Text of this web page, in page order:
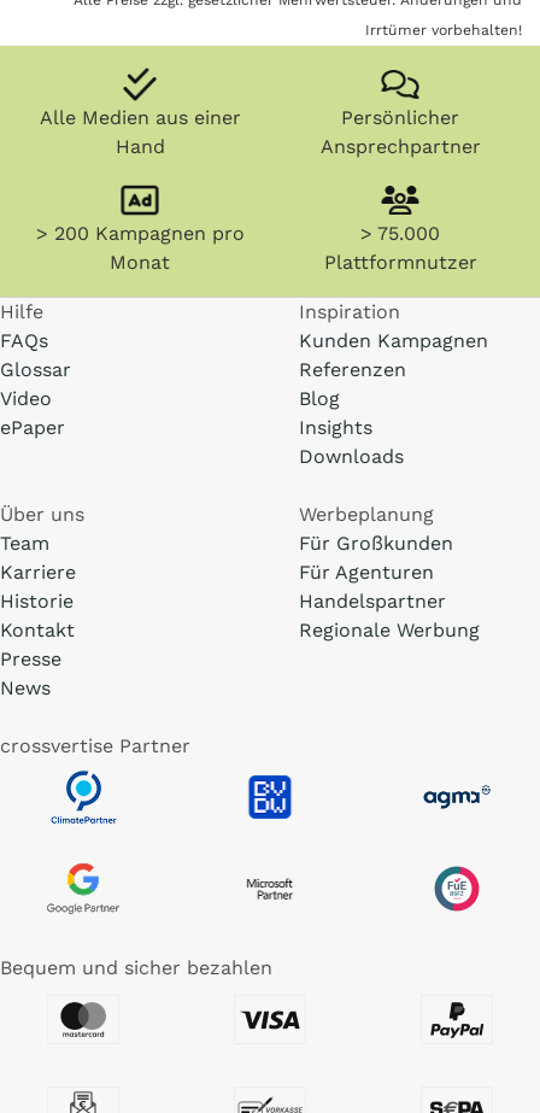
Irrtümer vorbehalten!
Alle Medien aus einer
Hand
Persönlicher
Ansprechpartner
> 200 Kampagnen pro
Monat
> 75.000
Plattformnutzer
Hilfe
FAQs
Glossar
Video
ePaper
Inspiration
Kunden Kampagnen
Referenzen
Blog
Insights
Downloads
Über uns
Team
Karriere
Historie
Kontakt
Presse
News
Werbeplanung
Für Großkunden
Für Agenturen
Handelspartner
Regionale Werbung
crossvertise Partner
Bequem und sicher bezahlen